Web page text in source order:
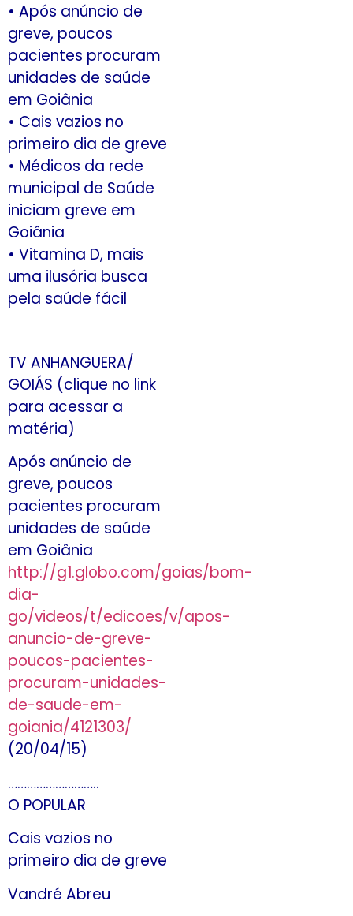
• Após anúncio de
greve, poucos
pacientes procuram
unidades de saúde
em Goiânia
• Cais vazios no
primeiro dia de greve
• Médicos da rede
municipal de Saúde
iniciam greve em
Goiânia
• Vitamina D, mais
uma ilusória busca
pela saúde fácil
TV ANHANGUERA/
GOIÁS (clique no link
para acessar a
matéria)
Após anúncio de
greve, poucos
pacientes procuram
unidades de saúde
em Goiânia
http://g1.globo.com/goias/bom-
dia-
go/videos/t/edicoes/v/apos-
anuncio-de-greve-
poucos-pacientes-
procuram-unidades-
de-saude-em-
goiania/4121303/
(20/04/15)
………………………..
O POPULAR
Cais vazios no
primeiro dia de greve
Vandré Abreu